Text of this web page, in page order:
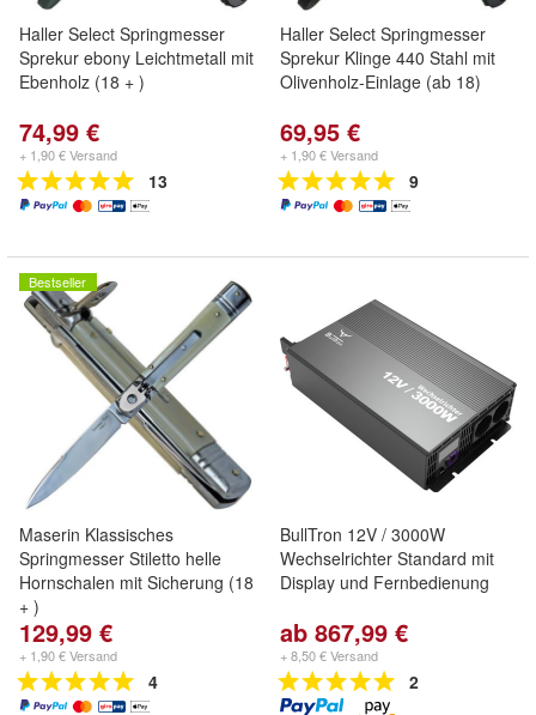
Haller Select Springmesser
Sprekur ebony Leichtmetall mit
Ebenholz (18 + )
74,99 €
+ 1,90 € Versand
13
Haller Select Springmesser
Sprekur Klinge 440 Stahl mit
Olivenholz-Einlage (ab 18)
69,95 €
+ 1,90 € Versand
9
Bestseller
Maserin Klassisches
Springmesser Stiletto helle
Hornschalen mit Sicherung (18
+ )
129,99 €
+ 1,90 € Versand
4
BullTron 12V / 3000W
Wechselrichter Standard mit
Display und Fernbedienung
ab 867,99 €
+ 8,50 € Versand
2